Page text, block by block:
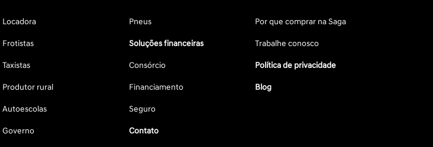
Locadora
Frotistas
Taxistas
Produtor rural
Autoescolas
Governo
Pneus
Soluções financeiras
Consórcio
Financiamento
Seguro
Contato
Por que comprar na Saga
Trabalhe conosco
Política de privacidade
Blog